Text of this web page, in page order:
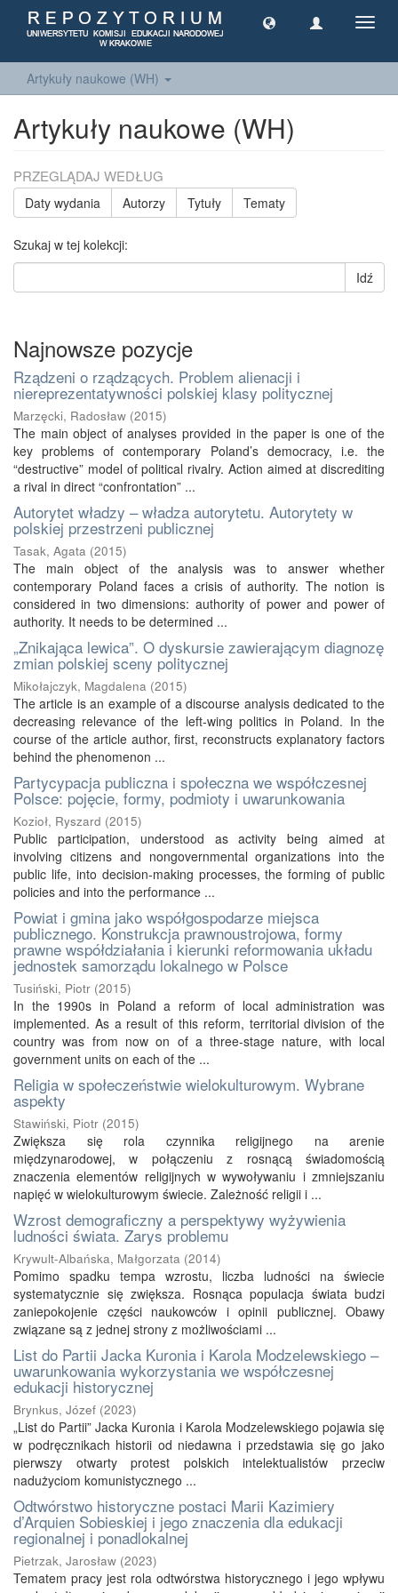
Artykuły naukowe (WH)
Artykuły naukowe (WH)
PRZEGLĄDAJ WEDŁUG
Daty wydania Autorzy Tytuły Tematy
Szukaj w tej kolekcji:
Idź
Najnowsze pozycje
Rządzeni o rządzących. Problem alienacji i
niereprezentatywności polskiej klasy politycznej
Marzęcki, Radosław (2015)
The main object of analyses provided in the paper is one of the
key problems of contemporary Poland’s democracy, i.e. the
“destructive” model of political rivalry. Action aimed at discrediting
a rival in direct “confrontation” ...
Autorytet władzy – władza autorytetu. Autorytety w
polskiej przestrzeni publicznej
Tasak, Agata (2015)
The main object of the analysis was to answer whether
contemporary Poland faces a crisis of authority. The notion is
considered in two dimensions: authority of power and power of
authority. It needs to be determined ...
„Znikająca lewica”. O dyskursie zawierającym diagnozę
zmian polskiej sceny politycznej
Mikołajczyk, Magdalena (2015)
The article is an example of a discourse analysis dedicated to the
decreasing relevance of the left-wing politics in Poland. In the
course of the article author, first, reconstructs explanatory factors
behind the phenomenon ...
Partycypacja publiczna i społeczna we współczesnej
Polsce: pojęcie, formy, podmioty i uwarunkowania
Kozioł, Ryszard (2015)
Public participation, understood as activity being aimed at
involving citizens and nongovernmental organizations into the
public life, into decision-making processes, the forming of public
policies and into the performance ...
Powiat i gmina jako współgospodarze miejsca
publicznego. Konstrukcja prawnoustrojowa, formy
prawne współdziałania i kierunki reformowania układu
jednostek samorządu lokalnego w Polsce
Tusiński, Piotr (2015)
In the 1990s in Poland a reform of local administration was
implemented. As a result of this reform, territorial division of the
country was from now on of a three-stage nature, with local
government units on each of the ...
Religia w społeczeństwie wielokulturowym. Wybrane
aspekty
Stawiński, Piotr (2015)
Zwiększa się rola czynnika religijnego na arenie
międzynarodowej, w połączeniu z rosnącą świadomością
znaczenia elementów religijnych w wywoływaniu i zmniejszaniu
napięć w wielokulturowym świecie. Zależność religii i ...
Wzrost demograficzny a perspektywy wyżywienia
ludności świata. Zarys problemu
Krywult-Albańska, Małgorzata (2014)
Pomimo spadku tempa wzrostu, liczba ludności na świecie
systematycznie się zwiększa. Rosnąca populacja świata budzi
zaniepokojenie części naukowców i opinii publicznej. Obawy
związane są z jednej strony z możliwościami ...
List do Partii Jacka Kuronia i Karola Modzelewskiego –
uwarunkowania wykorzystania we współczesnej
edukacji historycznej
Brynkus, Józef (2023)
„List do Partii” Jacka Kuronia i Karola Modzelewskiego pojawia się
w podręcznikach historii od niedawna i przedstawia się go jako
pierwszy otwarty protest polskich intelektualistów przeciw
nadużyciom komunistycznego ...
Odtwórstwo historyczne postaci Marii Kazimiery
d’Arquien Sobieskiej i jego znaczenia dla edukacji
regionalnej i ponadlokalnej
Pietrzak, Jarosław (2023)
Tematem pracy jest rola odtwórstwa historycznego i jego wpływu